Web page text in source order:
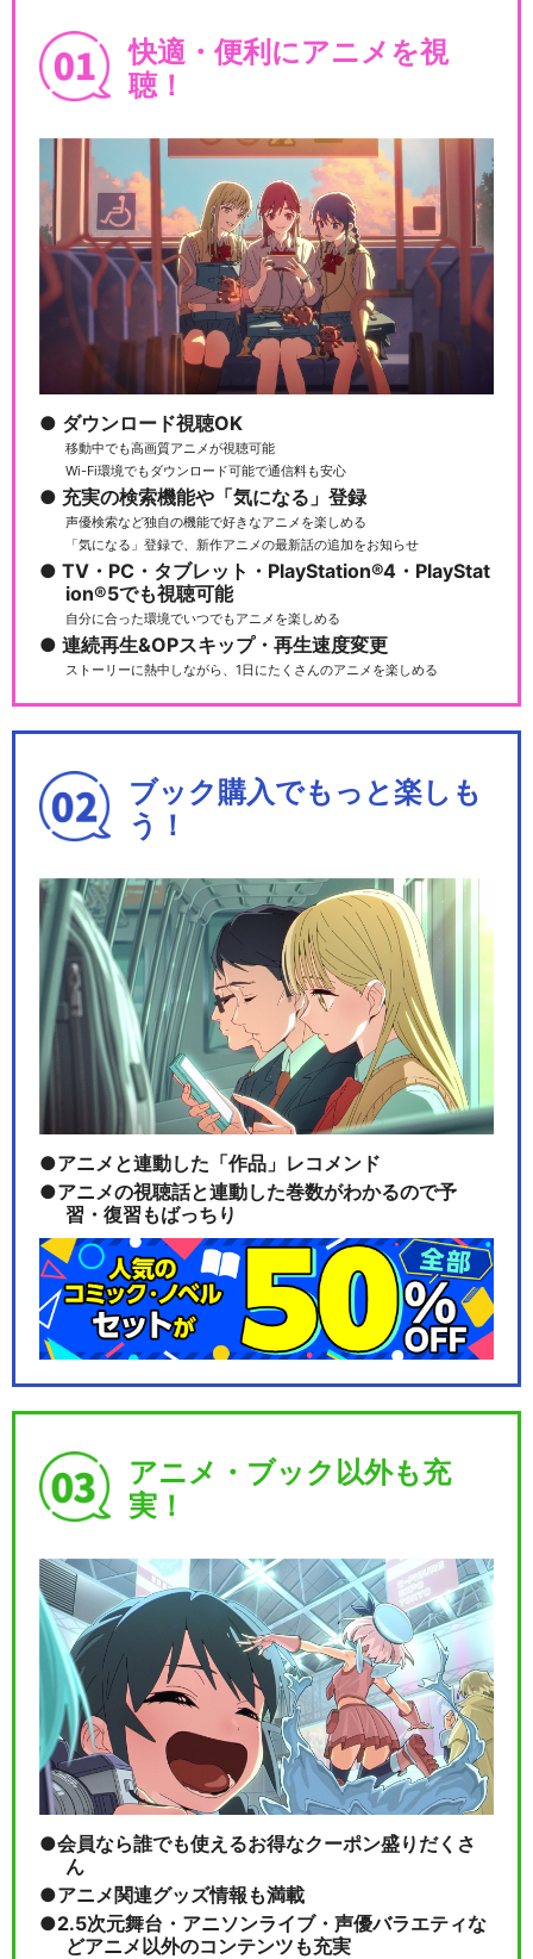
快適・便利にアニメを視
聴！
ダウンロード視聴OK
移動中でも高画質アニメが視聴可能
Wi-Fi環境でもダウンロード可能で通信料も安心
充実の検索機能や「気になる」登録
声優検索など独自の機能で好きなアニメを楽しめる
「気になる」登録で、新作アニメの最新話の追加をお知らせ
TV・PC・タブレット・PlayStation®4・PlayStat
ion®5でも視聴可能
自分に合った環境でいつでもアニメを楽しめる
連続再生&OPスキップ・再生速度変更
ストーリーに熱中しながら、1日にたくさんのアニメを楽しめる
ブック購入でもっと楽しも
う！
アニメと連動した「作品」レコメンド
アニメの視聴話と連動した巻数がわかるので予
習・復習もばっちり
アニメ・ブック以外も充
実！
会員なら誰でも使えるお得なクーポン盛りだくさ
ん
アニメ関連グッズ情報も満載
2.5次元舞台・アニソンライブ・声優バラエティな
どアニメ以外のコンテンツも充実